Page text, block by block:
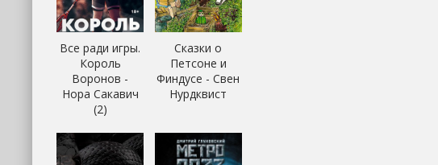
Все ради игры.
Король
Воронов -
Нора Сакавич
(2)
Сказки о
Петсоне и
Финдусе - Свен
Нурдквист